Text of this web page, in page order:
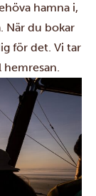
hamna i,
När du bokar
för det. Vi tar
hemresan.